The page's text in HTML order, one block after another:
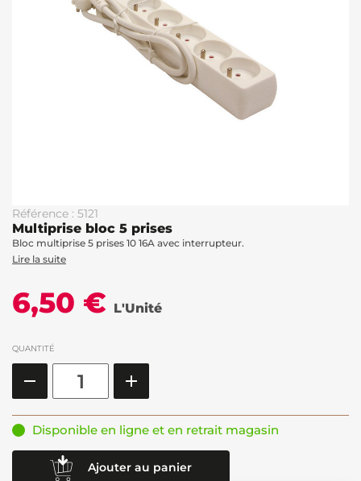
Référence : 5121
Multiprise bloc 5 prises
Bloc multiprise 5 prises 10 16A avec interrupteur.
Lire la suite
6,50 € L'Unité
QUANTITÉ
Disponible en ligne et en retrait magasin
Ajouter au panier